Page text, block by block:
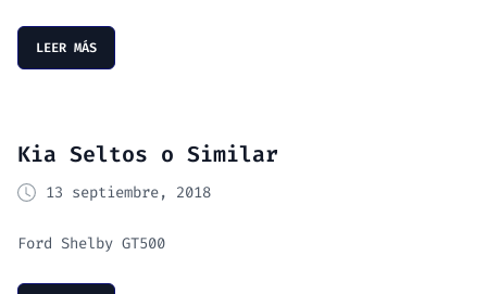
LEER MÁS
Kia Seltos o Similar
13 septiembre, 2018
Ford Shelby GT500